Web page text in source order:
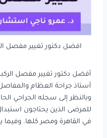
افضل دكتور تغيير مفصل
أفضل دكتور تغيير مفصل
أستاذ جراحة العظام
وبالنظر إلى سجله الجراحي
للمرضى الذين يحتاجون
في القاهرة ومصر كلها. وفيما